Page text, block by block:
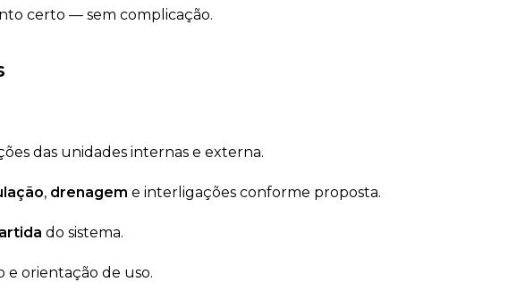
certo — sem complicação.
das unidades internas e externa.
, drenagem e interligações conforme proposta.
do sistema.
e orientação de uso.